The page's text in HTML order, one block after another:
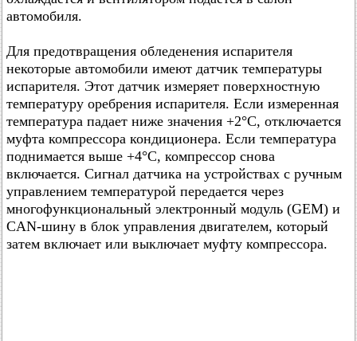
автомобиля.
Для предотвращения обледенения испарителя
некоторые автомобили имеют датчик температуры
испарителя. Этот датчик измеряет поверхностную
температуру оребрения испарителя. Если измеренная
температура падает ниже значения +2°C, отключается
муфта компрессора кондиционера. Если температура
поднимается выше +4°C, компрессор снова
включается. Сигнал датчика на устройствах с ручным
управлением температурой передается через
многофункциональный электронный модуль (GEM) и
CAN-шину в блок управления двигателем, который
затем включает или выключает муфту компрессора.